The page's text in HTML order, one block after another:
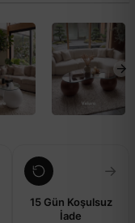
→
15 Gün Koşulsuz
İade